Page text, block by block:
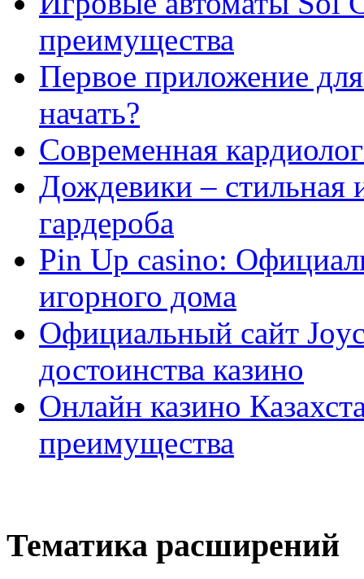
преимущества
Первое приложение
начать?
Современная
Дождевики – стильная
гардероба
Pin Up casino:
игорного дома
Официальный сайт
достоинства казино
Онлайн казино
преимущества
Тематика расширений